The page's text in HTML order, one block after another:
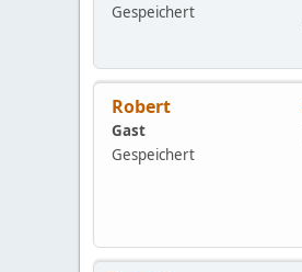
Gespeichert
Robert
Gast
Gespeichert